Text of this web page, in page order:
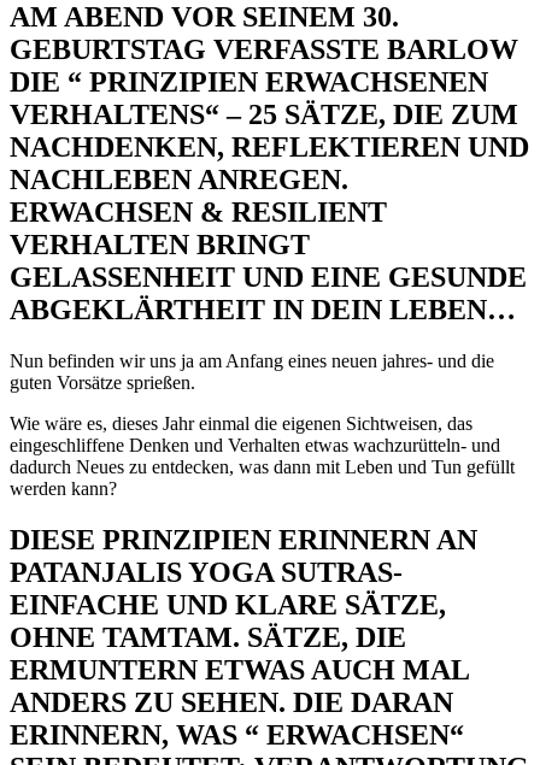
AM ABEND VOR SEINEM 30.
GEBURTSTAG VERFASSTE BARLOW
DIE “ PRINZIPIEN ERWACHSENEN
VERHALTENS“ – 25 SÄTZE, DIE ZUM
NACHDENKEN, REFLEKTIEREN UND
NACHLEBEN ANREGEN.
ERWACHSEN & RESILIENT
VERHALTEN BRINGT
GELASSENHEIT UND EINE GESUNDE
ABGEKLÄRTHEIT IN DEIN LEBEN…
Nun befinden wir uns ja am Anfang eines neuen jahres- und die
guten Vorsätze sprießen.
Wie wäre es, dieses Jahr einmal die eigenen Sichtweisen, das
eingeschliffene Denken und Verhalten etwas wachzurütteln- und
dadurch Neues zu entdecken, was dann mit Leben und Tun gefüllt
werden kann?
DIESE PRINZIPIEN ERINNERN AN
PATANJALIS YOGA SUTRAS-
EINFACHE UND KLARE SÄTZE,
OHNE TAMTAM. SÄTZE, DIE
ERMUNTERN ETWAS AUCH MAL
ANDERS ZU SEHEN. DIE DARAN
ERINNERN, WAS “ ERWACHSEN“